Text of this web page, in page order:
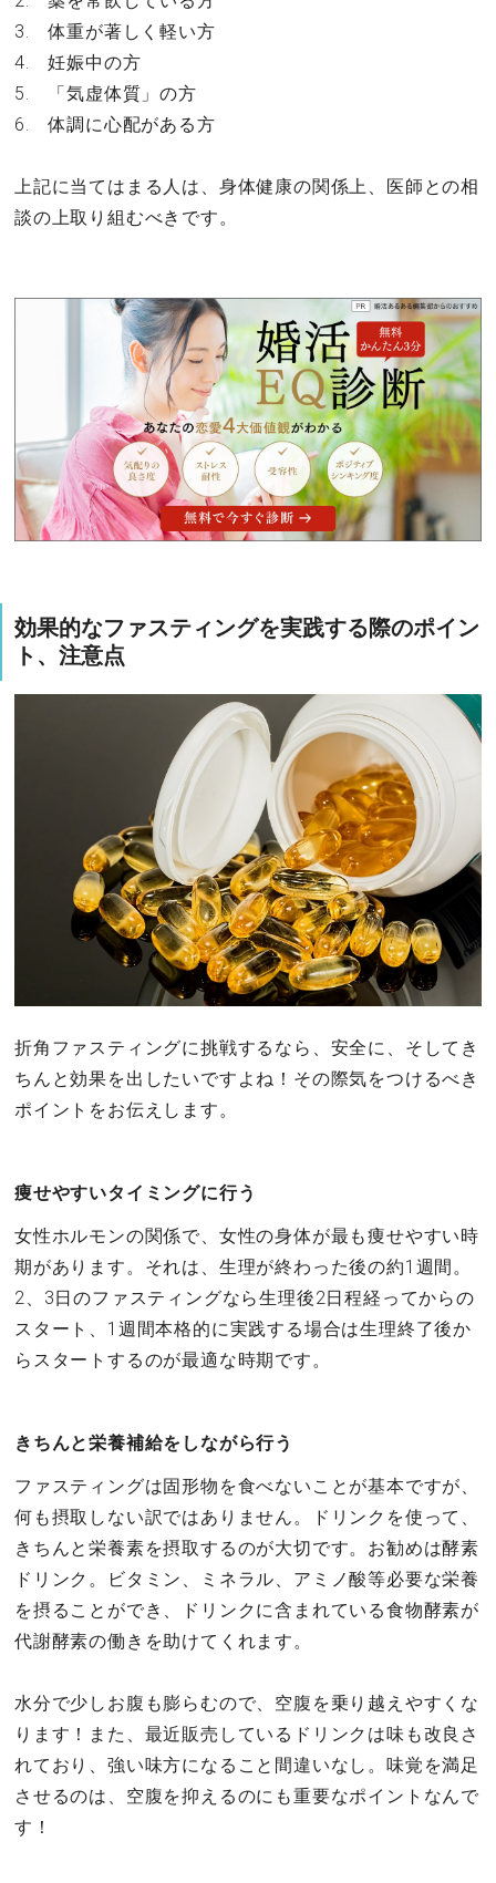
3. 体重が著しく軽い方
4. 妊娠中の方
5. 「気虚体質」の方
6. 体調に心配がある方
上記に当てはまる人は、身体健康の関係上、医師との相
談の上取り組むべきです。
効果的なファスティングを実践する際のポイン
ト、注意点
折角ファスティングに挑戦するなら、安全に、そしてき
ちんと効果を出したいですよね！その際気をつけるべき
ポイントをお伝えします。
痩せやすいタイミングに行う
女性ホルモンの関係で、女性の身体が最も痩せやすい時
期があります。それは、生理が終わった後の約1週間。
2、3日のファスティングなら生理後2日程経ってからの
スタート、1週間本格的に実践する場合は生理終了後か
らスタートするのが最適な時期です。
きちんと栄養補給をしながら行う
ファスティングは固形物を食べないことが基本ですが、
何も摂取しない訳ではありません。ドリンクを使って、
きちんと栄養素を摂取するのが大切です。お勧めは酵素
ドリンク。ビタミン、ミネラル、アミノ酸等必要な栄養
を摂ることができ、ドリンクに含まれている食物酵素が
代謝酵素の働きを助けてくれます。
水分で少しお腹も膨らむので、空腹を乗り越えやすくな
ります！また、最近販売しているドリンクは味も改良さ
れており、強い味方になること間違いなし。味覚を満足
させるのは、空腹を抑えるのにも重要なポイントなんで
す！